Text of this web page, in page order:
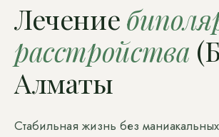
Лечение
расстройства
Алматы
Стабильная жизнь без